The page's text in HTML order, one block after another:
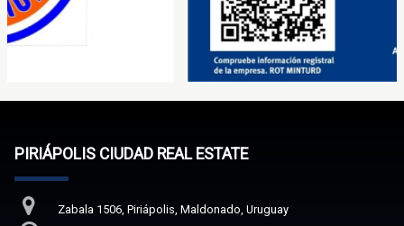
PIRIÁPOLIS CIUDAD REAL ESTATE
Zabala 1506, Piriápolis, Maldonado, Uruguay